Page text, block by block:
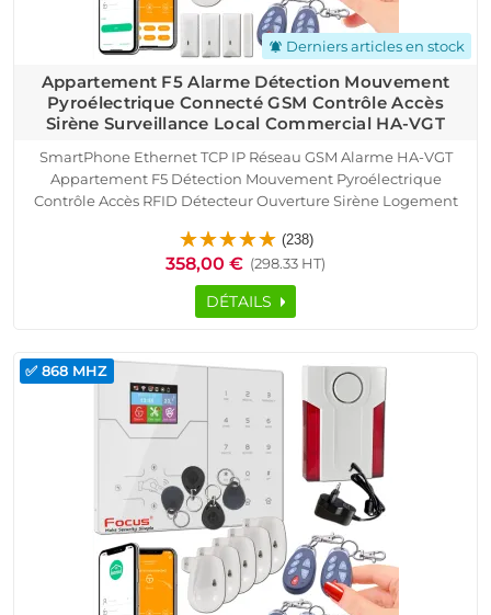
notifications_active Derniers articles en stock
Appartement F5 Alarme Détection Mouvement
Pyroélectrique Connecté GSM Contrôle Accès
Sirène Surveillance Local Commercial HA-VGT
SmartPhone Ethernet TCP IP Réseau GSM Alarme HA-VGT
Appartement F5 Détection Mouvement Pyroélectrique
Contrôle Accès RFID Détecteur Ouverture Sirène Logement
Présence Portes Fenêtres Télécommande
(238)
358,00 € (298.33 HT)
DÉTAILS
✅ 868 MHZ